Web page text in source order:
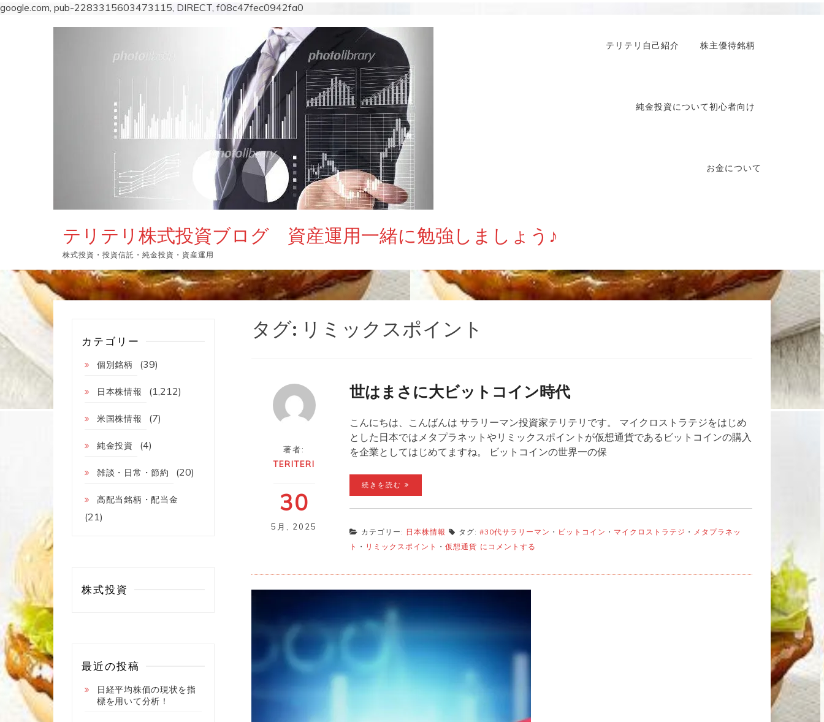
google.com, pub-2283315603473115, DIRECT, f08c47fec0942fa0
テリテリ株式投資ブログ 資産運用一緒に勉強しましょう♪
株式投資・投資信託・純金投資・資産運用
テリテリ自己紹介 株主優待銘柄
純金投資について初心者向け
お金について
タグ: リミックスポイント
著者:
TERITERI
30
5月 , 2025
世はまさに大ビットコイン時代
こんにちは、こんばんは サラリーマン投資家テリテリです。 マイクロストラテジをはじめ
とした日本ではメタプラネットやリミックスポイントが仮想通貨であるビットコインの購入
を企業としてはじめてますね。 ビットコインの世界一の保
続きを読む
カテゴリー: 日本株情報 タグ: #30代サラリーマン ・ ビットコイン ・ マイクロストラテジ ・ メタプラネッ
ト ・ リミックスポイント ・ 仮想通貨 世
さ
にコメントする
カテゴリー
個別銘柄 (39)
日本株情報 (1,212)
米国株情報 (7)
純金投資 (4)
雑談・日常・節約 (20)
高配当銘柄・配当金
(21)
株式投資
最近の投稿
日経平均株価の現状を指
標を用いて分析！